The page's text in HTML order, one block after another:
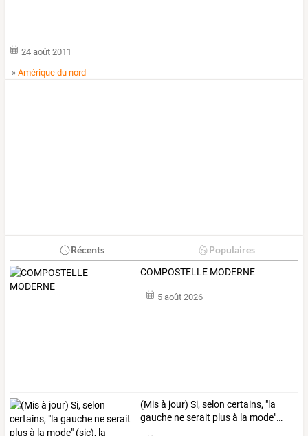
24 août 2011
»Amérique du nord
Récents Populaires
COMPOSTELLE MODERNE
5 août 2026
(Misà jour) Si, selon certains, "la
gauche neserait plusà la mode"…